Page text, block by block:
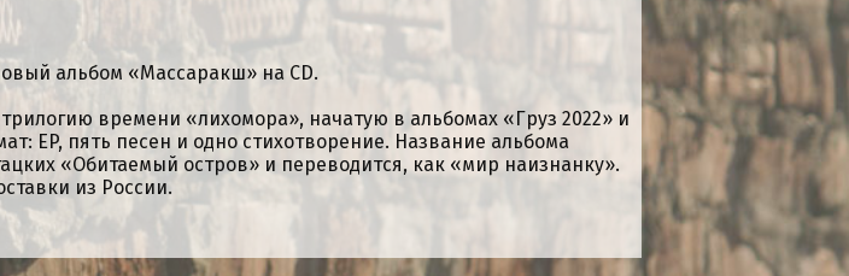
альбом «Массаракш» на CD.
времени «лихомора», начатую в альбомах «Груз 2022» и
EP, пять песен и одно стихотворение. Название альбома
«Обитаемый остров» и переводится, как «мир наизнанку».
из России.